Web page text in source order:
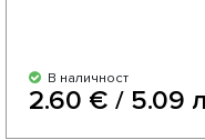
В наличност
2.60 € / 5.09